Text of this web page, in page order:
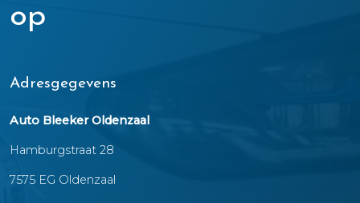
op
Adresgegevens
Auto Bleeker Oldenzaal
Hamburgstraat 28
7575 EG Oldenzaal